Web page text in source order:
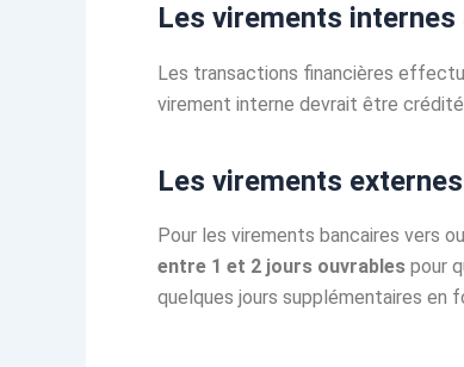
Les virements internes
Les transactions financières
virement interne devrait être crédité
Les virements
Pour les virements bancaires vers
entre 1 et 2 jours ouvrables pour
quelques jours supplémentaires en